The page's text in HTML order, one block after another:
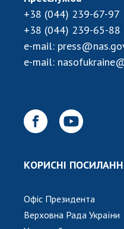
НАУКОВІ ВИДАННЯ
МЕДІА ПРО НАС
АКАДЕМІЯ
ПРОФСПІЛКА НАН
+38 (044) 239-67-97
+38 (044) 239-65-88
e-mail:
e-mail:
КОРИСНІ
Офіс Президента
Верховна Рада України